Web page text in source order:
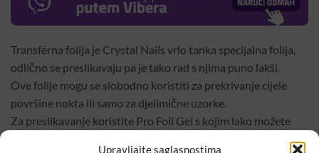
Upravljajte saglasnostima
Transferna folija je Crystal Nails vrlo tanka specijalna folija,
odlično se preslikavaju pa je tako rad s njima puno lakši.
Ove folije mogu se slobodno koristiti za prekrivanje cijele
površine nokta ili samo za djelimične uzorke.
Za preslikavanje koristite Pro Foil Gel s kojim lako možete